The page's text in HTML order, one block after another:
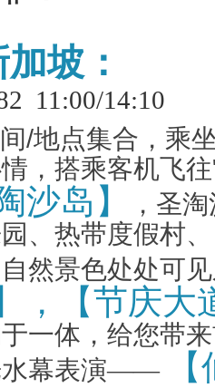
坡：
11:00/14:10
/地点集合，乘
，搭乘客机飞往
沙岛】
，圣
、热带度假村
然景色处处可
，【节庆大
一体，给您带
水幕表演——